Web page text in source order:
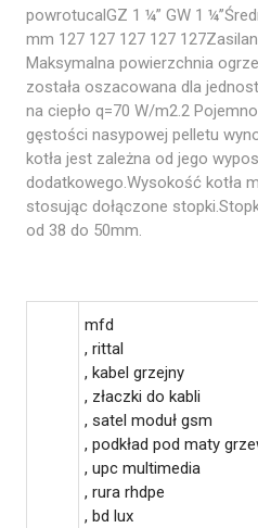
powrotucalGZ 1 ¼” GW 1
mm 127 127 127 127
Maksymalna powierzchnia
została oszacowana dla
na ciepło q=70 W/m2.2
gęstości nasypowej pelletu
kotła jest zależna od jego
dodatkowego.Wysokość kotła
stosując dołączone
od 38 do 50mm.
mfd
, rittal
, kabel grzejny
, złaczki do kabli
, satel moduł gsm
, podkład pod maty
, upc multimedia
, rura rhdpe
, bd lux